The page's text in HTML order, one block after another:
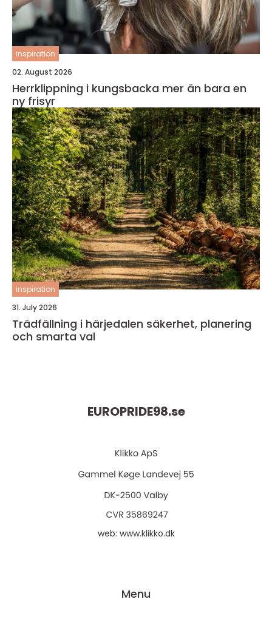
inspiration
02. August 2026
Herrklippning i kungsbacka mer än bara en
ny frisyr
inspiration
31. July 2026
Trädfällning i härjedalen säkerhet, planering
och smarta val
EUROPRIDE98.se
web: www.klikko.dk
Menu